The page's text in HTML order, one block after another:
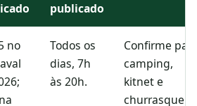
publicado
no
Todos os
dias, 7h
às 20h.
Confirme
camping,
kitnet e